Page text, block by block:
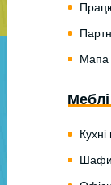
Мапа
Шафи